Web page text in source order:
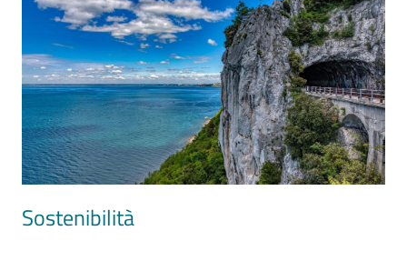
Sostenibilità